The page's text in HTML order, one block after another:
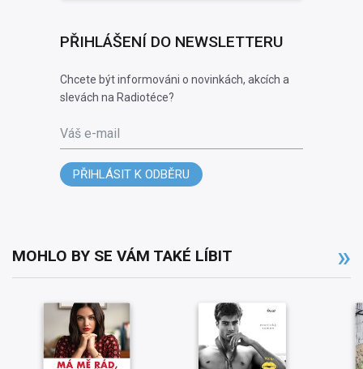
PŘIHLÁŠENÍ DO NEWSLETTERU
Chcete být informováni o novinkách, akcích a
slevách na Radiotéce?
Váš e-mail
PŘIHLÁSIT K ODBĚRU
MOHLO BY SE VÁM TAKÉ LÍBIT